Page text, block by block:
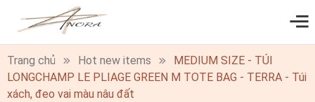
0
Trang chủ Hot new items
MEDIUM SIZE - TÚI
LONGCHAMP LE PLIAGE GREEN M TOTE BAG - TERRA - Túi
xách, đeo vai màu nâu đất